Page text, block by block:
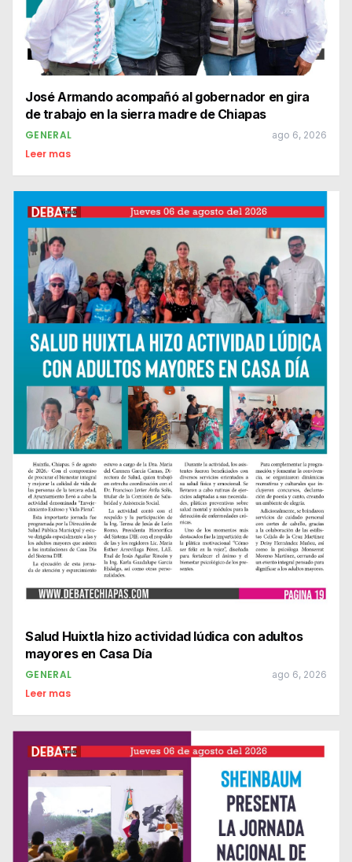
José Armando acompañó al gobernador en gira
de trabajo en la sierra madre de Chiapas
GENERAL ago 6, 2026
Leer mas
Salud Huixtla hizo actividad lúdica con adultos
mayores en Casa Día
GENERAL ago 6, 2026
Leer mas